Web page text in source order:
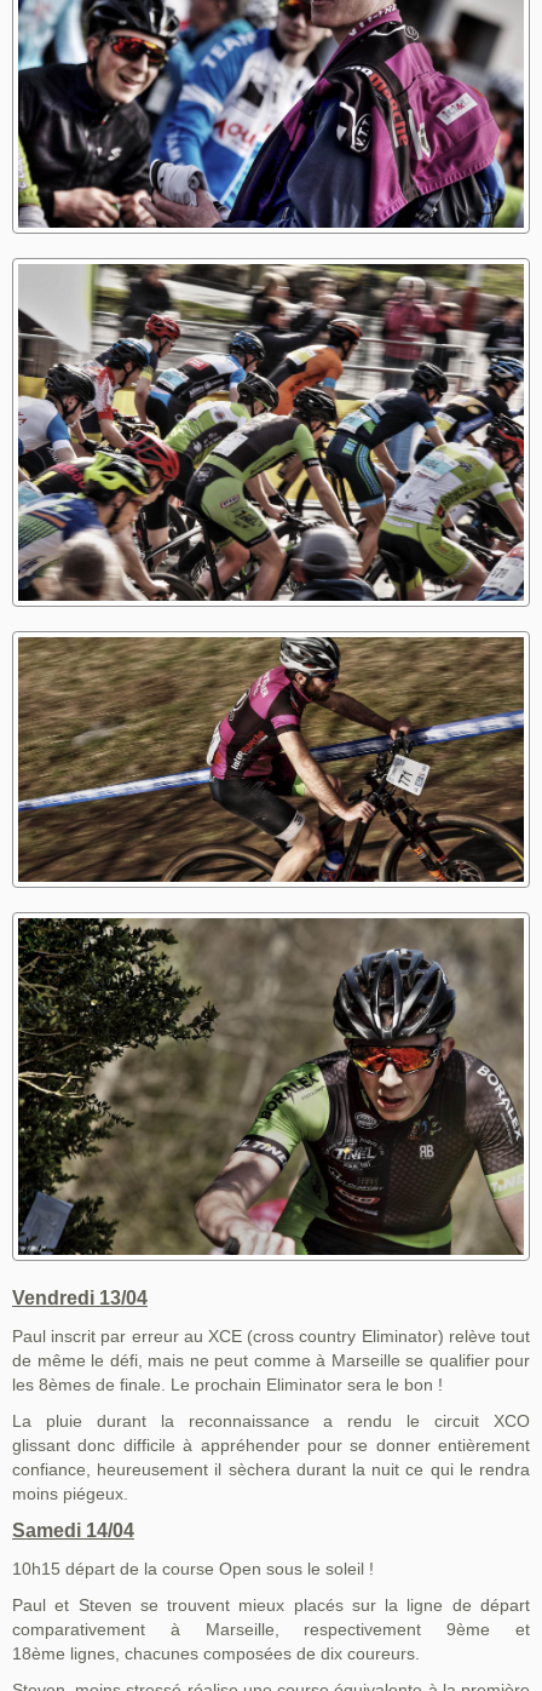
Vendredi 13/04
Paul inscrit par erreur au XCE (cross country Eliminator) relève tout
de même le défi, mais ne peut comme à Marseille se qualifier pour
les 8èmes de finale. Le prochain Eliminator sera le bon !
La pluie durant la reconnaissance a rendu le circuit XCO
glissant donc difficile à appréhender pour se donner entièrement
confiance, heureusement il sèchera durant la nuit ce qui le rendra
moins piégeux.
Samedi 14/04
10h15 départ de la course Open sous le soleil !
Paul et Steven se trouvent mieux placés sur la ligne de départ
comparativement à Marseille, respectivement 9ème et
18ème lignes, chacunes composées de dix coureurs.